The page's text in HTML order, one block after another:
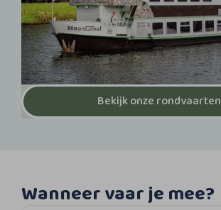
Bekijk onze rondvaarten
Wanneer vaar je mee?